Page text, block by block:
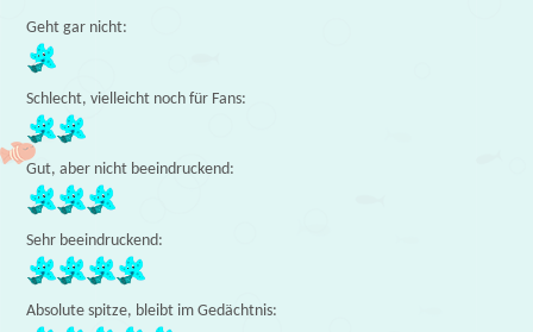
Geht gar nicht:
Schlecht, vielleicht noch für Fans:
Gut, aber nicht beeindruckend:
Sehr beeindruckend:
Absolute spitze, bleibt im Gedächtnis: